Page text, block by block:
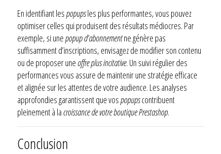
En identifiant lespopupsles plus performantes, vous pouvez
optimiser celles qui produisent des résultats médiocres. Par
exemple, si unepopup d’abonnementne génère pas
suffisamment d’inscriptions, envisagez de modifier son contenu
ou de proposer une offre plus incitative. Un suivi régulier des
performances vous assure de maintenir une stratégie efficace
et alignée sur les attentes de votre audience. Les analyses
approfondies garantissent que vospopupscontribuent
pleinement à la croissance de votre boutique Prestashop.
Conclusion